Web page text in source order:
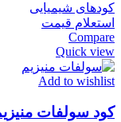
کودهای شیمیایی
استعلام قیمت
Compare
Quick view
Add to wishlist
کود سولفات